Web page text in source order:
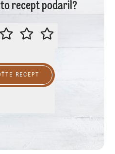
recept podaril?
PROSÍME VÁS O OHODNOTENIE
RECEPT